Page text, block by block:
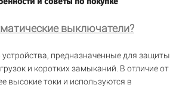
выключатели?
устройства, предназначенные для защиты
и коротких замыканий. В отличие от
высокие токи и используются в